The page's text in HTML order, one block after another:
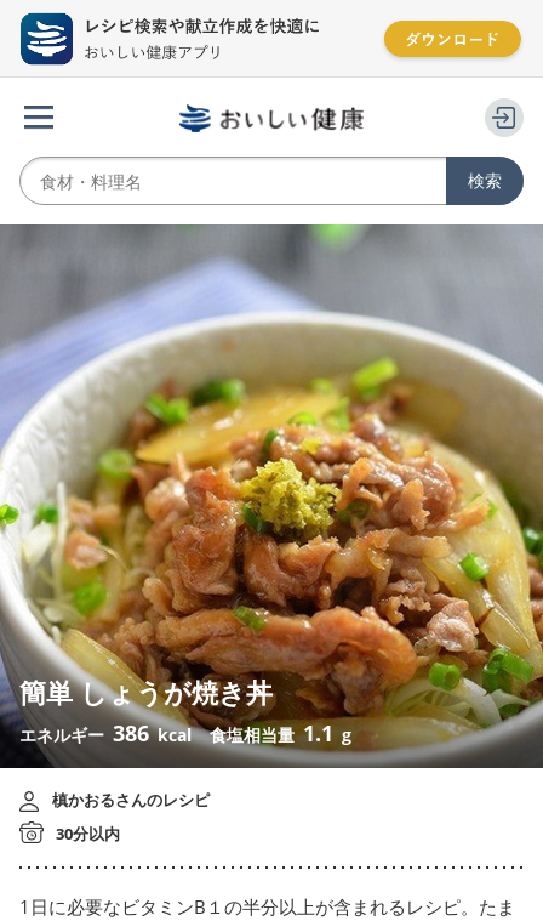
簡単 しょうが焼き丼
エネルギー 386 kcal 食塩相当量1.1 g
槙かおるさんのレシピ
30分以内
1日に必要なビタミンB１の半分以上が含まれるレシピ。たま